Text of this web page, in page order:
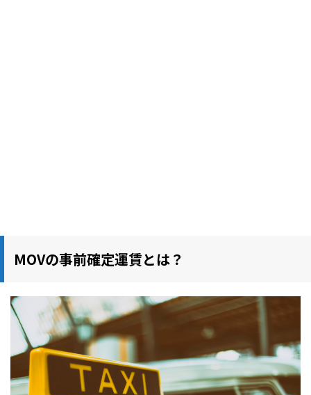
MOVの事前確定運賃とは？